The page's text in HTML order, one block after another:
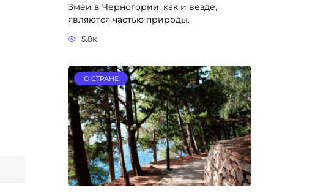
Змеи в Черногории, как и везде,
являются частью природы.
5.8к.
О СТРАНЕ